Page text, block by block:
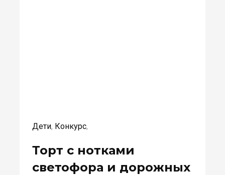
Дети, Конкурс,
Торт с нотками
светофора и дорожных